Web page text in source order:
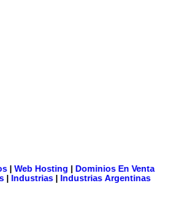
| Web Hosting | Dominios En Venta
| Industrias | Industrias Argentinas